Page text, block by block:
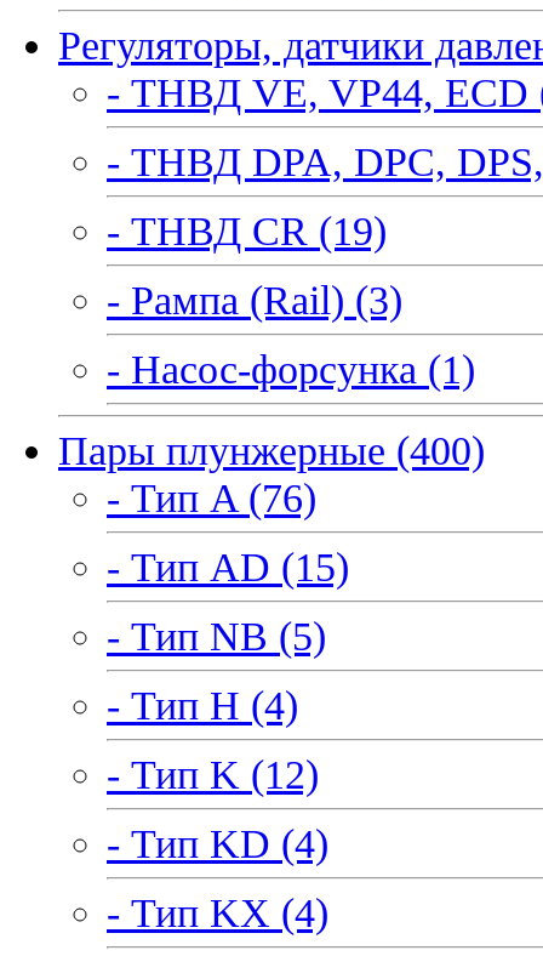
Регуляторы, датчики
- ТНВД VE, VP44, ECD
- ТНВД DPA, DPC,
- ТНВД CR (19)
- Рампа (Rail) (3)
- Насос-форсунка (1)
Пары плунжерные (400)
- Тип A (76)
- Тип AD (15)
- Тип NB (5)
- Тип H (4)
- Тип K (12)
- Тип KD (4)
- Тип KX (4)